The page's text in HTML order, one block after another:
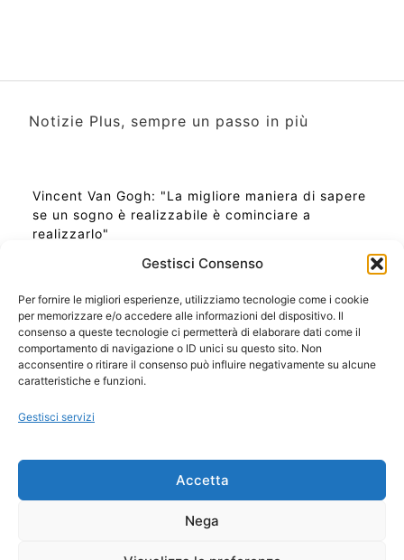
Gestisci Consenso
Per fornire le migliori esperienze, utilizziamo tecnologie come i cookie
per memorizzare e/o accedere alle informazioni del dispositivo. Il
consenso a queste tecnologie ci permetterà di elaborare dati come il
comportamento di navigazione o ID unici su questo sito. Non
acconsentire o ritirare il consenso può influire negativamente su alcune
caratteristiche e funzioni.
Gestisci servizi
Accetta
Nega
Notizie Plus, sempre un passo in più
Vincent Van Gogh: "La migliore maniera di sapere
se un sogno è realizzabile è cominciare a
realizzarlo"
Ora Esatta in Italia in questo momento
Ti Senti Strano Ultimamente? Potrebbe Essere per
la Risonanza di Schumann
Come Sapere Se Stai Ascendendo alla Quinta
Copyright 2026 NotiziePlus.com
📰 Contenuto Umano Verificato
Privacy Coockie
Pubblicità